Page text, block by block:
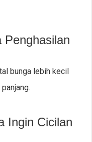
Penghasilan
bunga lebih kecil
Ingin Cicilan